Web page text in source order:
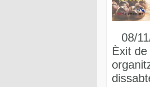
08/
Èxit